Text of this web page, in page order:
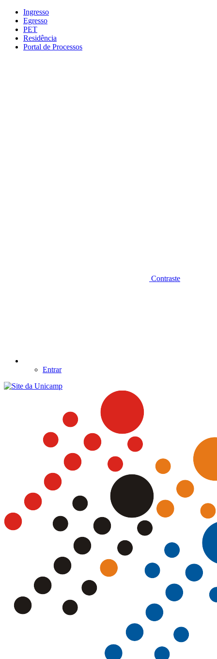
Conteúdo principal
Ingresso
Egresso
PET
Residência
Portal de Processos
Contraste
Entrar